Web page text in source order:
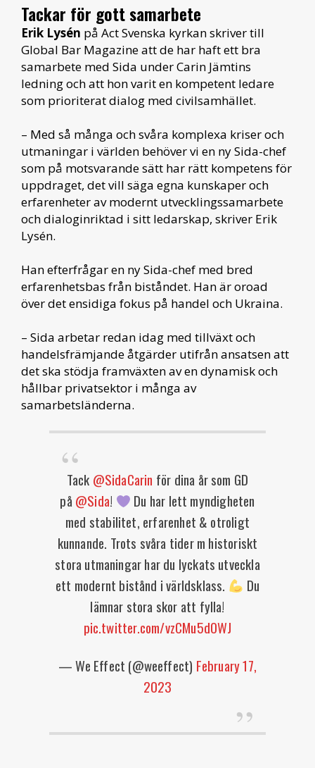
Tackar för gott samarbete
Erik Lysén på Act Svenska kyrkan skriver till
Global Bar Magazine att de har haft ett bra
samarbete med Sida under Carin Jämtins
ledning och att hon varit en kompetent ledare
som prioriterat dialog med civilsamhället.
– Med så många och svåra komplexa kriser och
utmaningar i världen behöver vi en ny Sida-chef
som på motsvarande sätt har rätt kompetens för
uppdraget, det vill säga egna kunskaper och
erfarenheter av modernt utvecklingssamarbete
och dialoginriktad i sitt ledarskap, skriver Erik
Lysén.
Han efterfrågar en ny Sida-chef med bred
erfarenhetsbas från biståndet. Han är oroad
över det ensidiga fokus på handel och Ukraina.
– Sida arbetar redan idag med tillväxt och
handelsfrämjande åtgärder utifrån ansatsen att
det ska stödja framväxten av en dynamisk och
hållbar privatsektor i många av
samarbetsländerna.
Tack @SidaCarin för dina år som GD
på @Sida!
Du har lett myndigheten
med stabilitet, erfarenhet & otroligt
kunnande. Trots svåra tider m historiskt
stora utmaningar har du lyckats utveckla
ett modernt bistånd i världsklass.
Du
lämnar stora skor att fylla!
pic.twitter.com/vzCMu5dOWJ
— We Effect (@weeffect) February 17,
2023